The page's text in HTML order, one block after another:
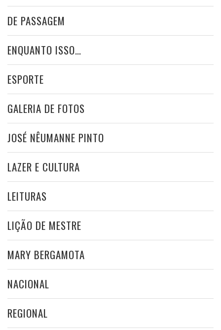
DE PASSAGEM
ENQUANTO ISSO…
ESPORTE
GALERIA DE FOTOS
JOSÉ NÊUMANNE PINTO
LAZER E CULTURA
LEITURAS
LIÇÃO DE MESTRE
MARY BERGAMOTA
NACIONAL
REGIONAL